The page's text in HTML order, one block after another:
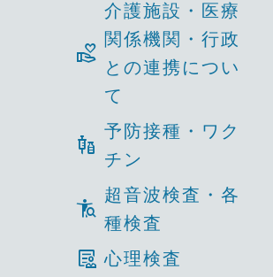
volunteer_activism
介護施設・医療
関係機関・行政
との連携につい
て
vaccines
予防接種・ワク
チン
conditions
超音波検査・各
種検査
clinical_notes 心理検査